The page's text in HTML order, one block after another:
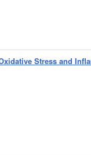
Stress and